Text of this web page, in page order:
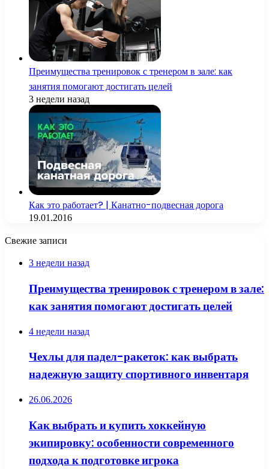
Преимущества тренировок с тренером в зале: как
занятия помогают достигать целей
3 недели назад
Как это работает? | Канатно-подвесная дорога
19.01.2016
Свежие записи
3 недели назад
Преимущества тренировок с тренером в зале:
как занятия помогают достигать целей
4 недели назад
Чехлы для падел-ракеток: как выбрать
надежную защиту спортивного инвентаря
26.06.2026
Как выбрать и купить хоккейную
экипировку: особенности современного
подхода к подготовке игрока